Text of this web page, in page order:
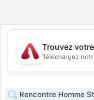
Trouvez
Téléchargez
Rencontre Homme